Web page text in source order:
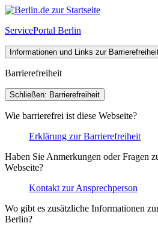
ServicePortal Berlin
Informationen und Links zur
Barrierefreiheit
Schließen: Barrierefreiheit
Wie barrierefrei ist diese Webseite?
Erklärung zur Barrierefreiheit
Haben Sie Anmerkungen oder Fragen
Webseite?
Kontakt zur Ansprechperson
Wo gibt es zusätzliche Informationen
Berlin?